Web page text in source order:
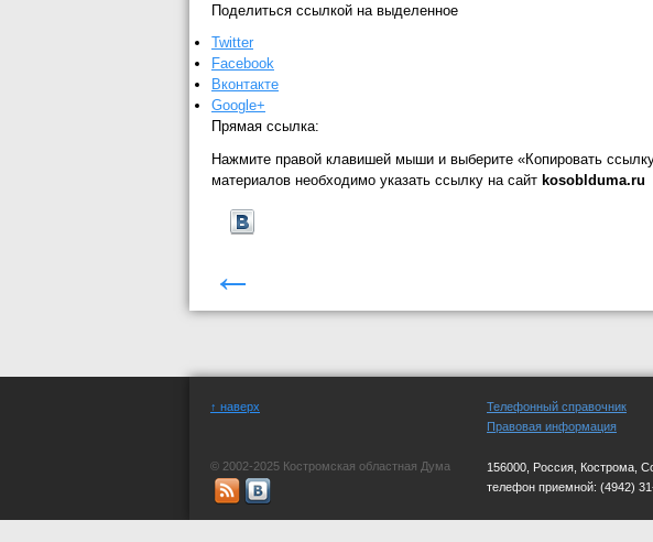
Поделиться ссылкой на выделенное
Twitter
Facebook
Вконтакте
Google+
Прямая ссылка:
Нажмите правой клавишей мыши и выберите «Копировать
материалов необходимо указать ссылку на сайт kosoblduma.ru
←
↑ наверх
© 2002-2025 Костромская областная Дума
Телефонный справочник
Правовая информация
156000, Россия, Кострома,
телефон приемной: (4942)